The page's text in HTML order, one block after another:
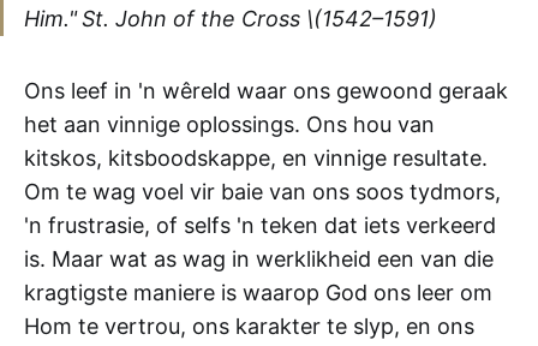
Him."St. John of the Cross \(1542–1591)
Ons leef in 'n wêreld waar ons gewoond geraak
het aan vinnige oplossings. Ons hou van
kitskos, kitsboodskappe, en vinnige resultate.
Om te wag voel vir baie van ons soos tydmors,
'n frustrasie, of selfs 'n teken dat iets verkeerd
is. Maar wat as wag in werklikheid een van die
kragtigste maniere is waarop God ons leer om
Hom te vertrou, ons karakter te slyp, en ons